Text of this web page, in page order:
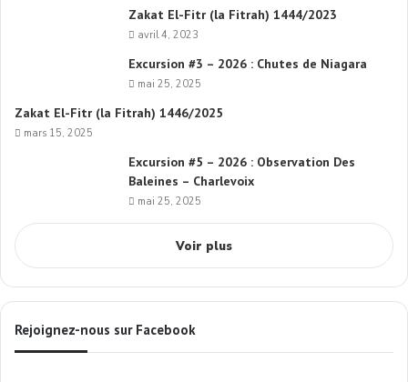
Zakat El-Fitr (la Fitrah) 1444/2023
avril 4, 2023
Excursion #3 – 2026 : Chutes de Niagara
mai 25, 2025
Zakat El-Fitr (la Fitrah) 1446/2025
mars 15, 2025
Excursion #5 – 2026 : Observation Des
Baleines – Charlevoix
mai 25, 2025
Voir plus
Rejoignez-nous sur Facebook